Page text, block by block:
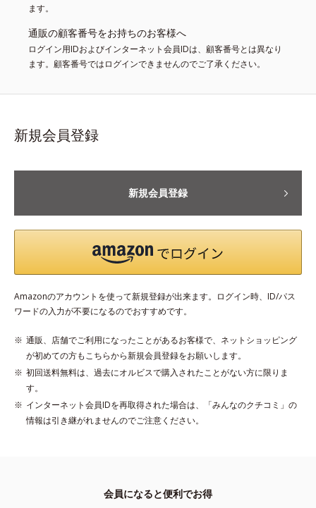
ます。
通販の顧客番号をお持ちのお客様へ
ログイン用IDおよびインターネット会員IDは、顧客番号とは異なり
ます。顧客番号ではログインできませんのでご了承ください。
新規会員登録
新規会員登録
Amazonのアカウントを使って新規登録が出来ます。ログイン時、ID/パス
ワードの入力が不要になるのでおすすめです。
通販、店舗でご利用になったことがあるお客様で、ネットショッピング
が初めての方もこちらから新規会員登録をお願いします。
初回送料無料は、過去にオルビスで購入されたことがない方に限りま
す。
インターネット会員IDを再取得された場合は、「みんなのクチコミ」の
情報は引き継がれませんのでご注意ください。
会員になると便利でお得